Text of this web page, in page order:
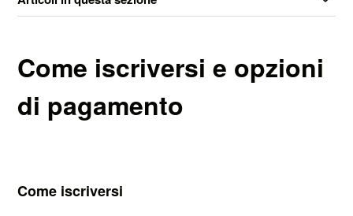
Come iscriversi e opzioni
di pagamento
Come iscriversi